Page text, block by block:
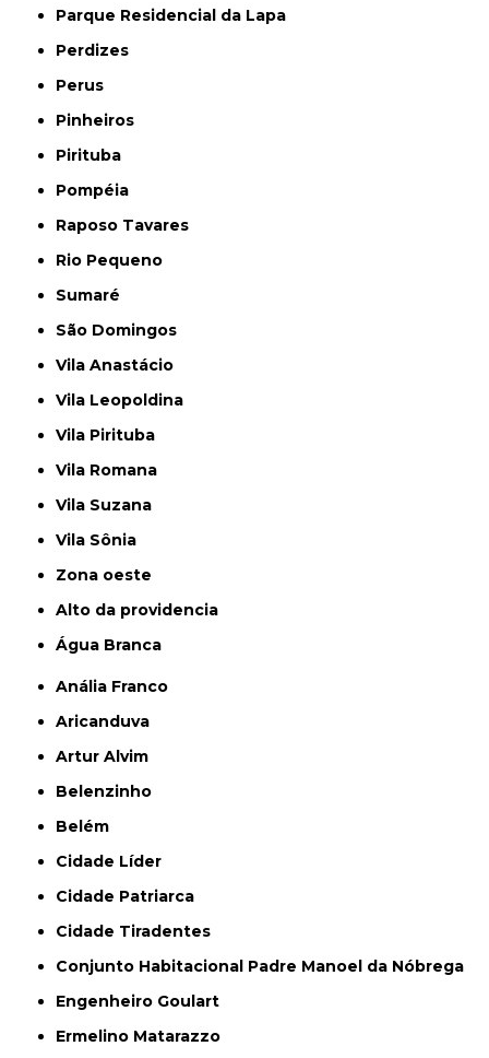
Parque Residencial da Lapa
Perdizes
Perus
Pinheiros
Pirituba
Pompéia
Raposo Tavares
Rio Pequeno
Sumaré
São Domingos
Vila Anastácio
Vila Leopoldina
Vila Pirituba
Vila Romana
Vila Suzana
Vila Sônia
Zona oeste
alto da providencia
Água Branca
Anália Franco
Aricanduva
Artur Alvim
Belenzinho
Belém
Cidade Líder
Cidade Patriarca
Cidade Tiradentes
Conjunto Habitacional Padre Manoel da Nóbrega
Engenheiro Goulart
Ermelino Matarazzo